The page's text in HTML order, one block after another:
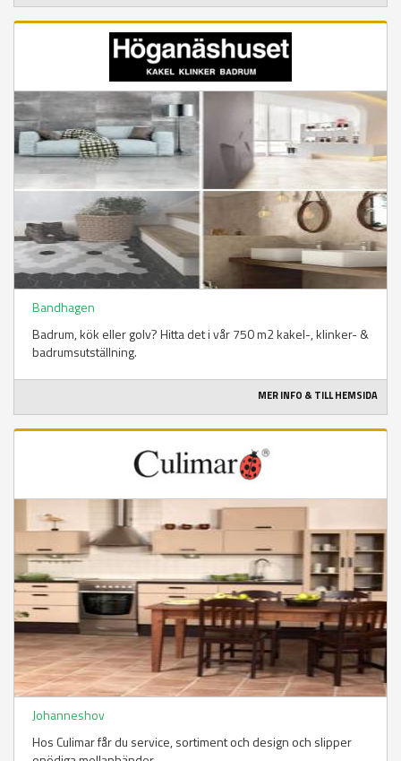
Bandhagen
Badrum, kök eller golv? Hitta det i vår 750 m2 kakel-, klinker- &
badrumsutställning.
MER INFO & TILL HEMSIDA
Johanneshov
Hos Culimar får du service, sortiment och design och slipper